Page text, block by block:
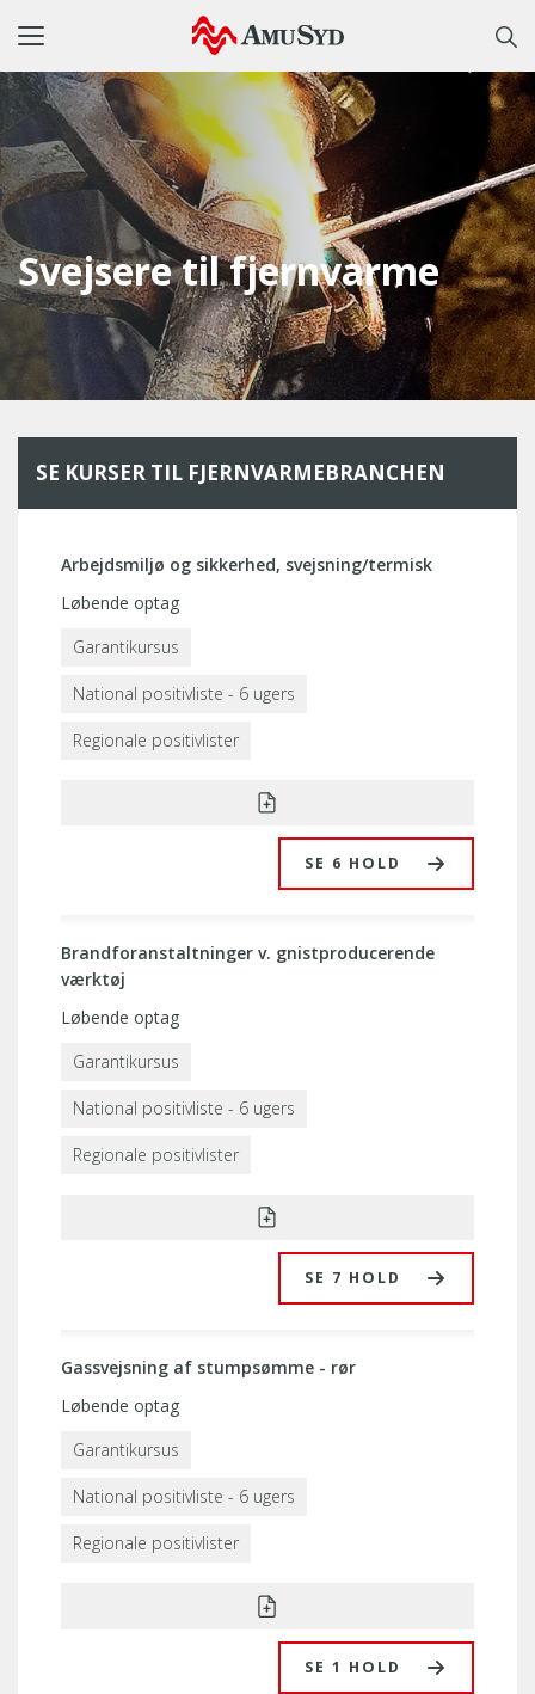
Toggle
Svejsere til fjernvarme
SE KURSER TIL FJERNVARMEBRANCHEN
Arbejdsmiljø og sikkerhed, svejsning/termisk
Garantikursus
National positivliste - 6 ugers
Regionale positivlister
SE 6 HOLD
Løbende optag
Brandforanstaltninger v. gnistproducerende
værktøj
Garantikursus
National positivliste - 6 ugers
Regionale positivlister
SE 7 HOLD
Løbende optag
Gassvejsning af stumpsømme - rør
Garantikursus
National positivliste - 6 ugers
Regionale positivlister
SE 1 HOLD
Løbende optag